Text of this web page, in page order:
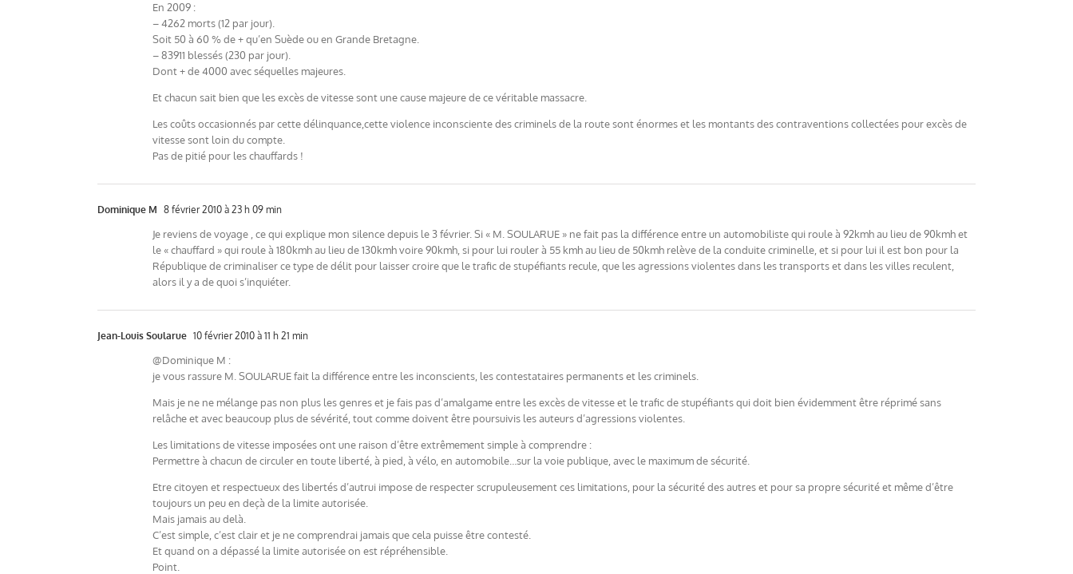
En 2009 :
– 4262 morts (12 par jour).
Soit 50 à 60 % de + qu’en Suède ou en Grande Bretagne.
– 83911 blessés (230 par jour).
Dont + de 4000 avec séquelles majeures.
Et chacun sait bien que les excès de vitesse sont une cause majeure de ce véritable massacre.
Les coûts occasionnés par cette délinquance,cette violence inconsciente des criminels de la route sont énormes et les montants des contraventions collectées pour excès de
vitesse sont loin du compte.
Pas de pitié pour les chauffards !
Dominique M 8 février 2010 à 23 h 09 min
Je reviens de voyage , ce qui explique mon silence depuis le 3 février. Si « M. SOULARUE » ne fait pas la différence entre un automobiliste qui roule à 92kmh au lieu de 90kmh et
le « chauffard » qui roule à 180kmh au lieu de 130kmh voire 90kmh, si pour lui rouler à 55 kmh au lieu de 50kmh relève de la conduite criminelle, et si pour lui il est bon pour la
République de criminaliser ce type de délit pour laisser croire que le trafic de stupéfiants recule, que les agressions violentes dans les transports et dans les villes reculent,
alors il y a de quoi s’inquiéter.
Jean-Louis Soularue 10 février 2010 à 11 h 21 min
@Dominique M :
je vous rassure M. SOULARUE fait la différence entre les inconscients, les contestataires permanents et les criminels.
Mais je ne ne mélange pas non plus les genres et je fais pas d’amalgame entre les excès de vitesse et le trafic de stupéfiants qui doit bien évidemment être réprimé sans
relâche et avec beaucoup plus de sévérité, tout comme doivent être poursuivis les auteurs d’agressions violentes.
Les limitations de vitesse imposées ont une raison d’être extrêmement simple à comprendre :
Permettre à chacun de circuler en toute liberté, à pied, à vélo, en automobile…sur la voie publique, avec le maximum de sécurité.
Etre citoyen et respectueux des libertés d’autrui impose de respecter scrupuleusement ces limitations, pour la sécurité des autres et pour sa propre sécurité et même d’être
toujours un peu en deçà de la limite autorisée.
Mais jamais au delà.
C’est simple, c’est clair et je ne comprendrai jamais que cela puisse être contesté.
Et quand on a dépassé la limite autorisée on est répréhensible.
Point.